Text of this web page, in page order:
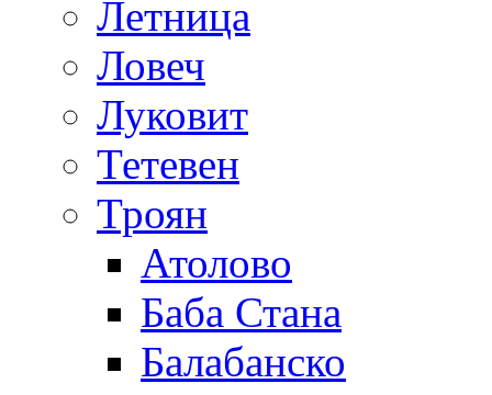
Летница
Ловеч
Луковит
Тетевен
Троян
Атолово
Баба Стана
Балабанско